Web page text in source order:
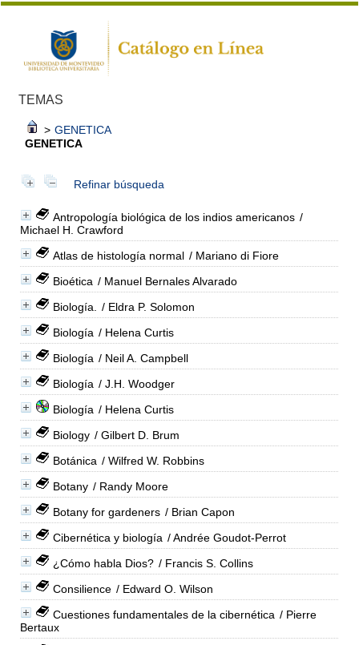
TEMAS
> GENETICA
GENETICA
Refinar búsqueda
Antropología biológica de los indios americanos /
Michael H. Crawford
Atlas de histología normal / Mariano di Fiore
Bioética / Manuel Bernales Alvarado
Biología.
/ Eldra P. Solomon
Biología / Helena Curtis
Biología / Neil A. Campbell
Biología / J.H. Woodger
Biología / Helena Curtis
Biology / Gilbert D. Brum
Botánica / Wilfred W. Robbins
Botany / Randy Moore
Botany for gardeners / Brian Capon
Cibernética y biología / Andrée Goudot-Perrot
¿Cómo habla Dios? / Francis S. Collins
Consilience / Edward O. Wilson
Cuestiones fundamentales de la cibernética / Pierre
Bertaux